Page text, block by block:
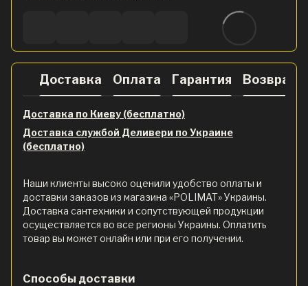
Доставка Оплата Гарантия Возврат
Доставка по Киеву (бесплатно)
Доставка службой Деливери по Украине
(бесплатно)
Наши клиенты высоко оценили удобство оплаты и
доставки заказов из магазина «POLIMAT» Украины.
Доставка сантехники и сопутствующей продукции
осуществляется во все регионы Украины. Оплатить
товар вы может онлайн или при его получении.
Способы доставки